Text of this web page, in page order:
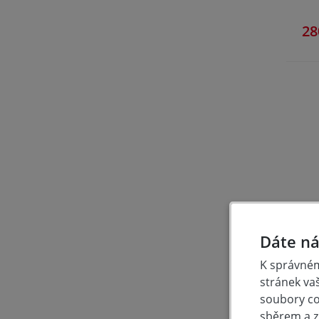
Dáte
K
stránek
soubory